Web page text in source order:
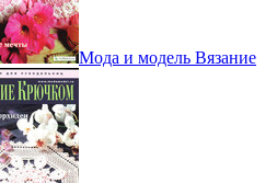
Мода и модель Вязание